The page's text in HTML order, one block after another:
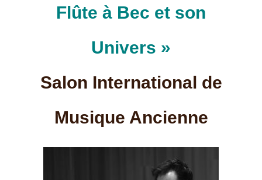
Flûte à Bec et son
Univers »
Salon International de
Musique Ancienne